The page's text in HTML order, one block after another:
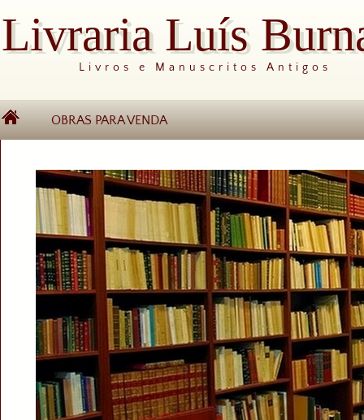
Livraria Luís
Livros e Manuscritos Antigos
OBRAS PARA VENDA